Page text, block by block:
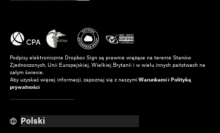
Podpisy elektronicznie Dropbox Sign są prawnie wiążące na terenie Stanów
Zjednoczonych, Unii Europejskiej, Wielkiej Brytanii i w wielu innych państwach na
całym świecie.
Aby uzyskać więcej informacji, zapoznaj się z naszymi Warunkami i Polityką
prywatności